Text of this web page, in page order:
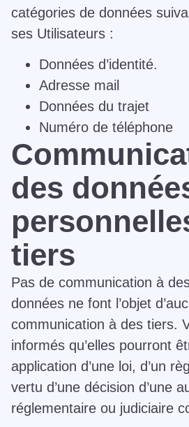
catégories de données
ses Utilisateurs :
Données d’identité.
Adresse mail
Données du trajet
Numéro de téléphone
des
tiers
Pas de communication à
données ne font l’objet
communication à des tiers.
informés qu’elles pourront
application d’une loi, d’un
vertu d’une décision d’une
réglementaire ou judiciaire